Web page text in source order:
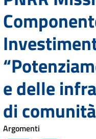
e delle
di
Argomenti